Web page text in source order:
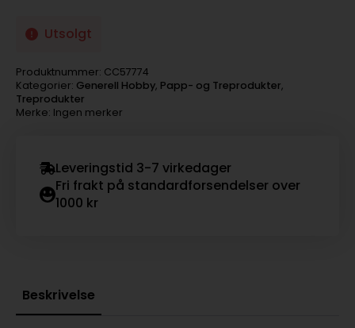
Utsolgt
Produktnummer: CC57774
Kategorier: Generell Hobby, Papp- og Treprodukter,
Treprodukter
Merke: Ingen merker
Leveringstid 3-7 virkedager
Fri frakt på standardforsendelser over
1000 kr
Beskrivelse